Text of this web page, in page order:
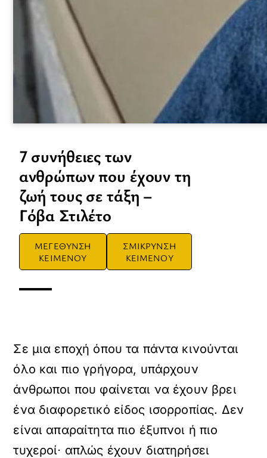
7 συνήθειες των
ανθρώπων που έχουν τη
ζωή τους σε τάξη –
Γόβα Στιλέτο
ΜΕΓΕΘΥΝΣΗ
ΚΕΙΜΕΝΟΥ
ΣΜΙΚΡΥΝΣΗ
ΚΕΙΜΕΝΟΥ
Σε μια εποχή όπου τα πάντα κινούνται
όλο και πιο γρήγορα, υπάρχουν
άνθρωποι που φαίνεται να έχουν βρει
ένα διαφορετικό είδος ισορροπίας. Δεν
είναι απαραίτητα πιο έξυπνοι ή πιο
τυχεροί⋅ απλώς έχουν διατηρήσει